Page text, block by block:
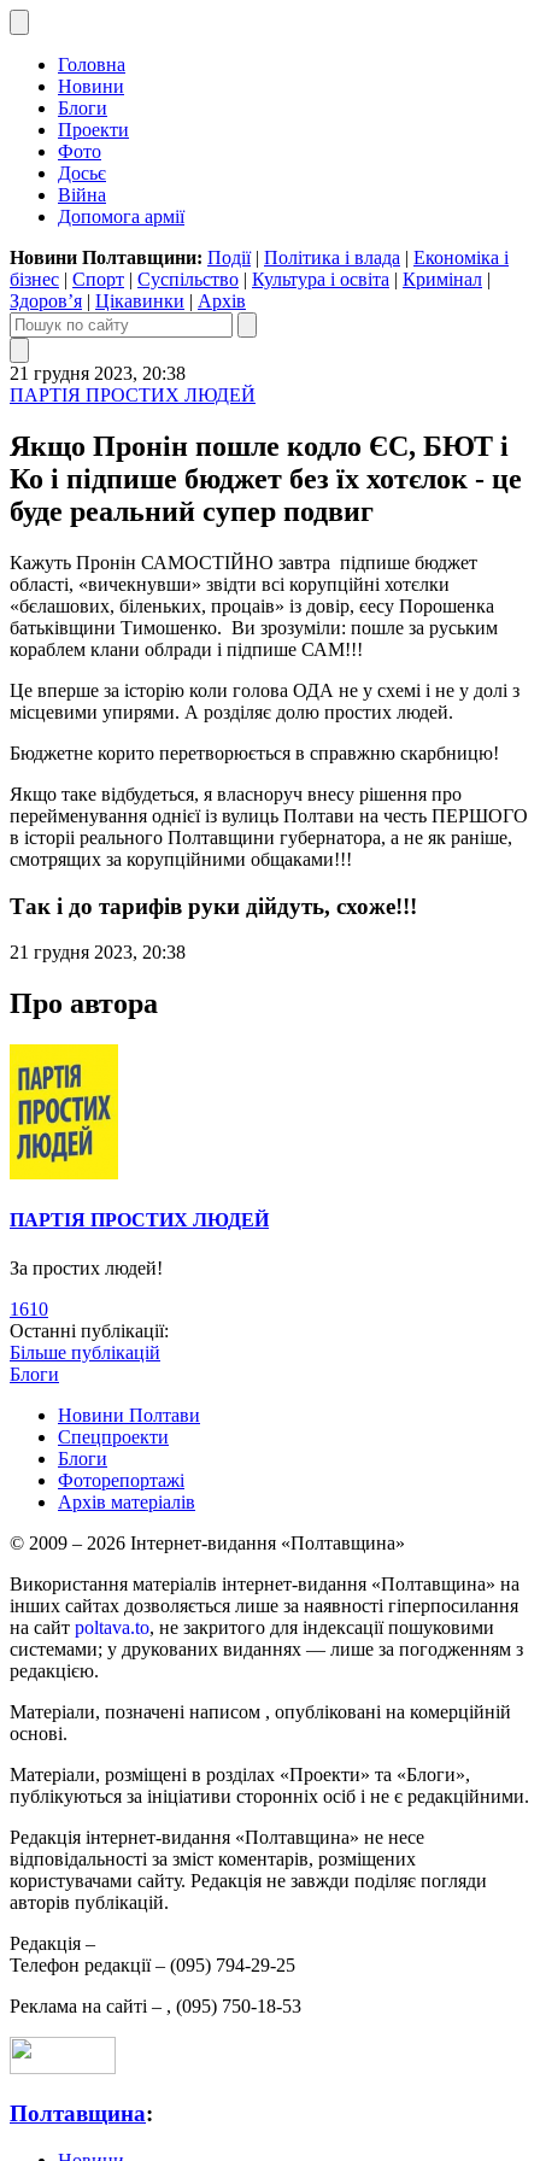
Головна
Новини
Блоги
Проекти
Фото
Досьє
Війна
Допомога армії
Новини Полтавщини: Події| Політика і влада | Економіка і
бізнес | Спорт | Суспільство | Культура і освіта | Кримінал |
Здоров’я | Цікавинки | Архів
21 грудня 2023, 20:38
ПАРТІЯ ПРОСТИХ ЛЮДЕЙ
Якщо Пронін пошле кодло ЄС, БЮТ і
Ко і підпише бюджет без їх хотєлок - це
буде реальний супер подвиг
Кажуть Пронін САМОСТІЙНО завтра підпише бюджет
області, «вичекнувши» звідти всі корупційні хотєлки
«бєлашових, біленьких, процаів» із довір, єесу Порошенка
батьківщини Тимошенко. Ви зрозуміли: пошле за руським
кораблем клани облради і підпише САМ!!!
Це вперше за історію коли голова ОДА не у схемі і не у долі з
місцевими упирями. А розділяє долю простих людей.
Бюджетне корито перетворюється в справжню скарбницю!
Якщо таке відбудеться, я власноруч внесу рішення про
перейменування однієї із вулиць Полтави на честь ПЕРШОГО
в історіі реального Полтавщини губернатора, а не як раніше,
смотрящих за корупційними общаками!!!
Так і до тарифів руки дійдуть, схоже!!!
21 грудня 2023, 20:38
Про автора
ПАРТІЯ ПРОСТИХ ЛЮДЕЙ
За простих людей!
1610
Останні публікації:
Більше публікацій
Блоги
Новини Полтави
Спецпроекти
Блоги
Фоторепортажі
Архів матеріалів
© 2009 – 2026 Інтернет-видання «Полтавщина»
Використання матеріалів інтернет-видання «Полтавщина» на
інших сайтах дозволяється лише за наявності гіперпосилання
на сайт poltava.to, не закритого для індексації пошуковими
системами; у друкованих виданнях — лише за погодженням з
редакцією.
Матеріали, позначені написом , опубліковані на комерційній
основі.
Матеріали, розміщені в розділах «Проекти» та «Блоги»,
публікуються за ініціативи сторонніх осіб і не є редакційними.
Редакція інтернет-видання «Полтавщина» не несе
відповідальності за зміст коментарів, розміщених
користувачами сайту. Редакція не завжди поділяє погляди
авторів публікацій.
Редакція –
Телефон редакції – (095) 794-29-25
Реклама на сайті – , (095) 750-18-53
Полтавщина: